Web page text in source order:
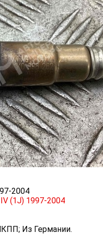
2004
(1J) 1997-2004
Из Германии.